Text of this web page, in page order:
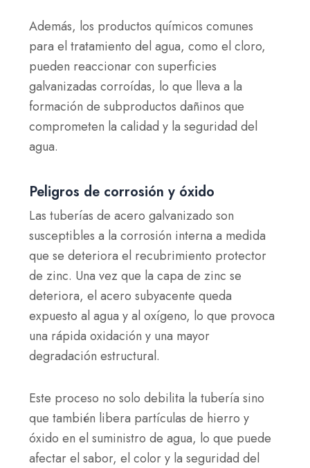
Además, los productos químicos comunes
para el tratamiento del agua, como el cloro,
pueden reaccionar con superficies
galvanizadas corroídas, lo que lleva a la
formación de subproductos dañinos que
comprometen la calidad y la seguridad del
agua.
Peligros de corrosión y óxido
Las tuberías de acero galvanizado son
susceptibles a la corrosión interna a medida
que se deteriora el recubrimiento protector
de zinc. Una vez que la capa de zinc se
deteriora, el acero subyacente queda
expuesto al agua y al oxígeno, lo que provoca
una rápida oxidación y una mayor
degradación estructural.
Este proceso no solo debilita la tubería sino
que también libera partículas de hierro y
óxido en el suministro de agua, lo que puede
afectar el sabor, el color y la seguridad del